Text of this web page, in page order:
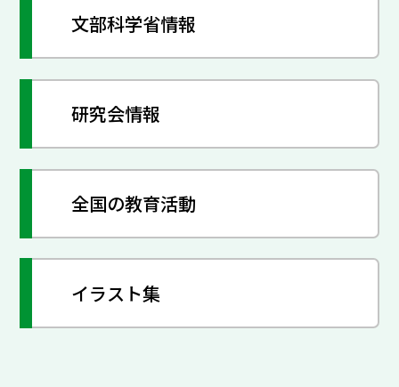
文部科学省情報
研究会情報
全国の教育活動
イラスト集